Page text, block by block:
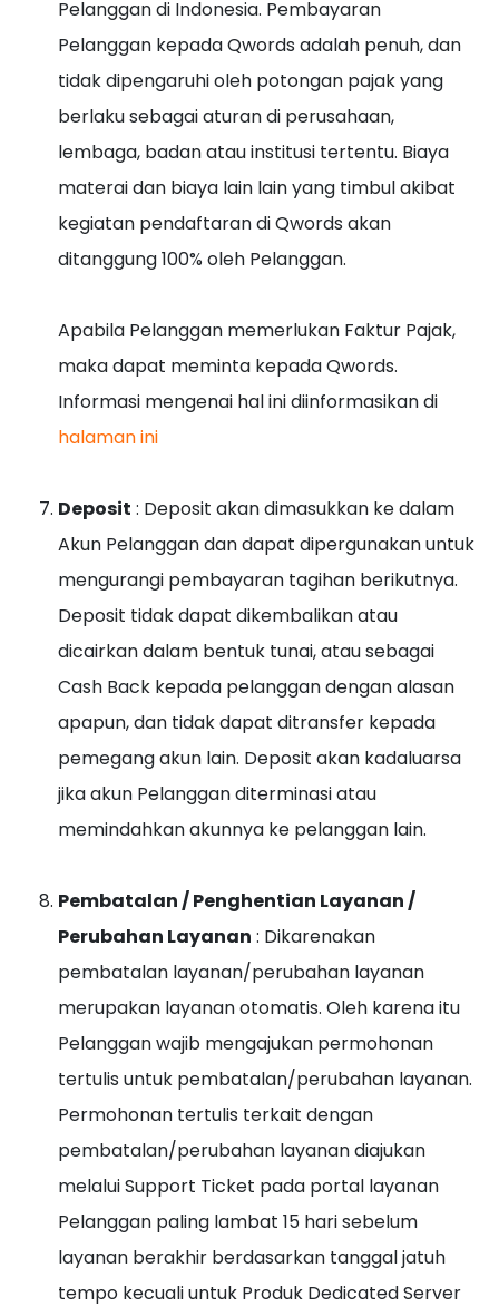
Pelanggan di Indonesia. Pembayaran
Pelanggan kepada Qwords adalah penuh, dan
tidak dipengaruhi oleh potongan pajak yang
berlaku sebagai aturan di perusahaan,
lembaga, badan atau institusi tertentu. Biaya
materai dan biaya lain lain yang timbul akibat
kegiatan pendaftaran di Qwords akan
ditanggung 100% oleh Pelanggan.
Apabila Pelanggan memerlukan Faktur Pajak,
maka dapat meminta kepada Qwords.
Informasi mengenai hal ini diinformasikan di
halaman ini
Deposit : Deposit akan dimasukkan ke dalam
Akun Pelanggan dan dapat dipergunakan untuk
mengurangi pembayaran tagihan berikutnya.
Deposit tidak dapat dikembalikan atau
dicairkan dalam bentuk tunai, atau sebagai
Cash Back kepada pelanggan dengan alasan
apapun, dan tidak dapat ditransfer kepada
pemegang akun lain. Deposit akan kadaluarsa
jika akun Pelanggan diterminasi atau
memindahkan akunnya ke pelanggan lain.
Pembatalan / Penghentian Layanan /
Perubahan Layanan : Dikarenakan
pembatalan layanan/perubahan layanan
merupakan layanan otomatis. Oleh karena itu
Pelanggan wajib mengajukan permohonan
tertulis untuk pembatalan/perubahan layanan.
Permohonan tertulis terkait dengan
pembatalan/perubahan layanan diajukan
melalui Support Ticket pada portal layanan
Pelanggan paling lambat 15 hari sebelum
layanan berakhir berdasarkan tanggal jatuh
tempo kecuali untuk Produk Dedicated Server